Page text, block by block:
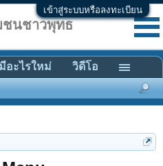
เข้าสู่ระบบหรือลงทะเบียน
นชาวพุทธ
มีอะไรใหม่ วิดีโอ